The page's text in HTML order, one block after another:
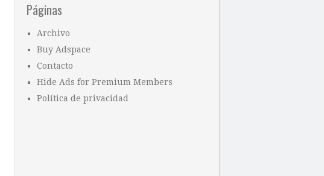
Páginas
Archivo
Buy Adspace
Contacto
Hide Ads for Premium Members
Política de privacidad